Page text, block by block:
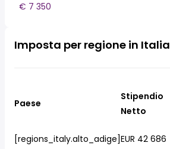
€ 7 350
Imposta per regione in Italia
Paese
Stipendio
Netto
[regions_italy.alto_adige]EUR 42 686